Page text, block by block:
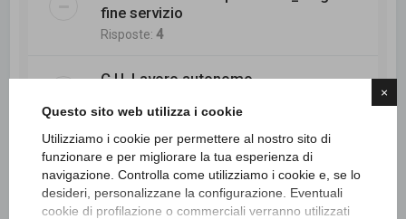
×
Questo sito web utilizza i cookie
Utilizziamo i cookie per permettere al nostro sito di
funzionare e per migliorare la tua esperienza di
navigazione. Controlla come utilizziamo i cookie e, se lo
desideri, personalizzane la configurazione. Eventuali
cookie di profilazione o commerciali verranno utilizzati
fine servizio
Risposte:4
C.U. Lavoro autonomo
proroga garduatorie enti locali
Risposte:1